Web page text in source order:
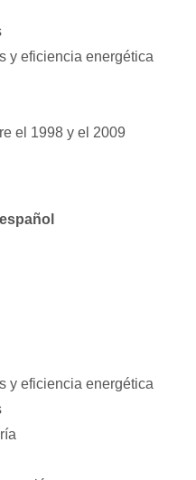
y eficiencia energética
el 1998 y el 2009
y eficiencia energética